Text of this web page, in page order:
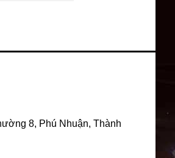
8, Phú Nhuận, Thành